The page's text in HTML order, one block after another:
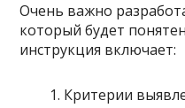
Очень важно
который будет
инструкция включает:
Критерии